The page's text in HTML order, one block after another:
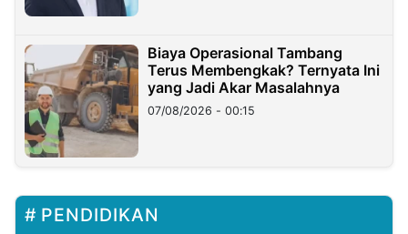
Biaya Operasional Tambang
Terus Membengkak? Ternyata Ini
yang Jadi Akar Masalahnya
07/08/2026 - 00:15
PENDIDIKAN